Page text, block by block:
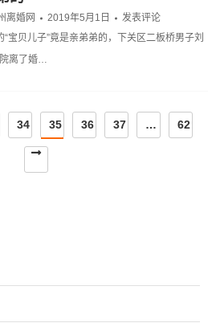
离婚网 2019年5月1日
发表评论
宝贝儿子”竟是亲弟弟的，下关区二板桥男子刘
离了婚…
34 35 36 37 … 62